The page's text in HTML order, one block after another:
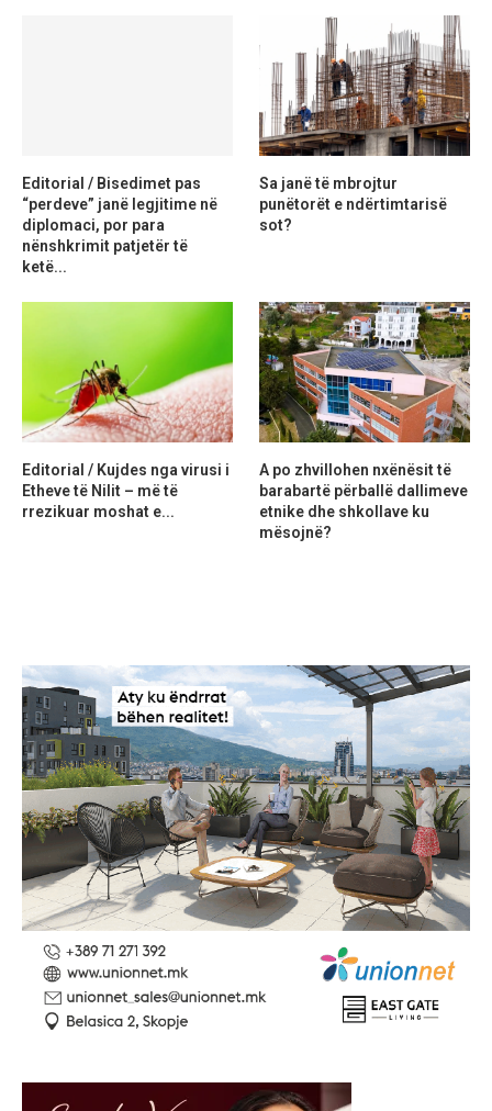
Editorial / Bisedimet pas
“perdeve” janë legjitime në
diplomaci, por para
nënshkrimit patjetër të
ketë...
Sa janë të mbrojtur
punëtorët e ndërtimtarisë
sot?
Editorial / Kujdes nga virusi i
Etheve të Nilit – më të
rrezikuar moshat e...
A po zhvillohen nxënësit të
barabartë përballë dallimeve
etnike dhe shkollave ku
mësojnë?